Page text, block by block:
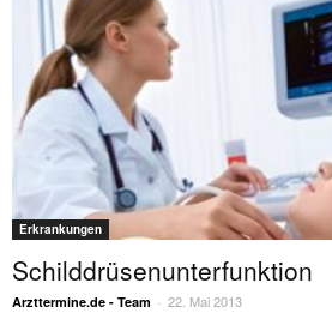
Erkrankungen
Schilddrüsenunterfunktion
Arzttermine.de - Team - 22. Mai 2013